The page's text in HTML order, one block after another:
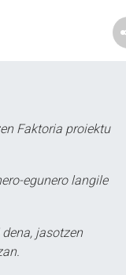
Faktoria proiektu
egunero langile
jasotzen